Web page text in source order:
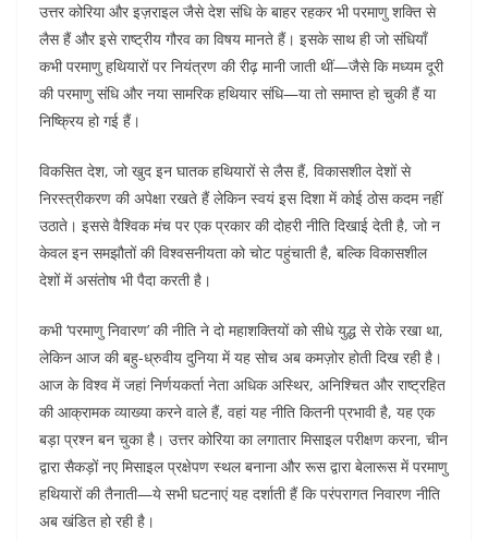
उत्तर कोरिया और इज़राइल जैसे देश संधि के बाहर रहकर भी परमाणु शक्ति से
लैस हैं और इसे राष्ट्रीय गौरव का विषय मानते हैं। इसके साथ ही जो संधियाँ
कभी परमाणु हथियारों पर नियंत्रण की रीढ़ मानी जाती थीं—जैसे कि मध्यम दूरी
की परमाणु संधि और नया सामरिक हथियार संधि—या तो समाप्त हो चुकी हैं या
निष्क्रिय हो गई हैं।
विकसित देश, जो खुद इन घातक हथियारों से लैस हैं, विकासशील देशों से
निरस्त्रीकरण की अपेक्षा रखते हैं लेकिन स्वयं इस दिशा में कोई ठोस कदम नहीं
उठाते। इससे वैश्विक मंच पर एक प्रकार की दोहरी नीति दिखाई देती है, जो न
केवल इन समझौतों की विश्वसनीयता को चोट पहुंचाती है, बल्कि विकासशील
देशों में असंतोष भी पैदा करती है।
कभी ‘परमाणु निवारण’ की नीति ने दो महाशक्तियों को सीधे युद्ध से रोके रखा था,
लेकिन आज की बहु-ध्रुवीय दुनिया में यह सोच अब कमज़ोर होती दिख रही है।
आज के विश्व में जहां निर्णयकर्ता नेता अधिक अस्थिर, अनिश्चित और राष्ट्रहित
की आक्रामक व्याख्या करने वाले हैं, वहां यह नीति कितनी प्रभावी है, यह एक
बड़ा प्रश्न बन चुका है। उत्तर कोरिया का लगातार मिसाइल परीक्षण करना, चीन
द्वारा सैकड़ों नए मिसाइल प्रक्षेपण स्थल बनाना और रूस द्वारा बेलारूस में परमाणु
हथियारों की तैनाती—ये सभी घटनाएं यह दर्शाती हैं कि परंपरागत निवारण नीति
अब खंडित हो रही है।